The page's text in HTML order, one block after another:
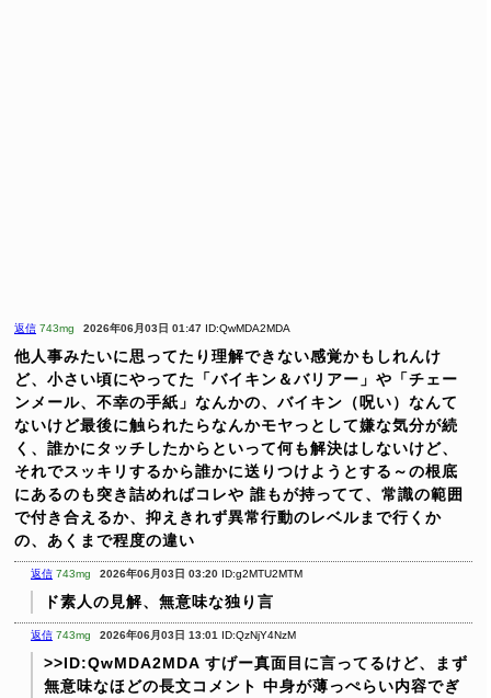
返信 743mg 2026年06月03日 01:47 ID:QwMDA2MDA
他人事みたいに思ってたり理解できない感覚かもしれんけ
ど、小さい頃にやってた「バイキン＆バリアー」や「チェー
ンメール、不幸の手紙」なんかの、バイキン（呪い）なんて
ないけど最後に触られたらなんかモヤっとして嫌な気分が続
く、誰かにタッチしたからといって何も解決はしないけど、
それでスッキリするから誰かに送りつけようとする～の根底
にあるのも突き詰めればコレや 誰もが持ってて、常識の範囲
で付き合えるか、抑えきれず異常行動のレベルまで行くか
の、あくまで程度の違い
返信 743mg 2026年06月03日 03:20 ID:g2MTU2MTM
ド素人の見解、無意味な独り言
返信 743mg 2026年06月03日 13:01 ID:QzNjY4NzM
>>ID:QwMDA2MDA すげー真面目に言ってるけど、まず
無意味なほどの長文コメント 中身が薄っぺらい内容でぎ